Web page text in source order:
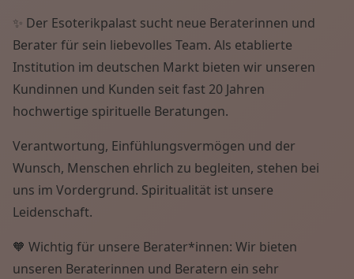
✨ Der Esoterikpalast sucht neue Beraterinnen und
Berater für sein liebevolles Team. Als etablierte
Institution im deutschen Markt bieten wir unseren
Kundinnen und Kunden seit fast 20 Jahren
hochwertige spirituelle Beratungen.
Verantwortung, Einfühlungsvermögen und der
Wunsch, Menschen ehrlich zu begleiten, stehen bei
uns im Vordergrund. Spiritualität ist unsere
Leidenschaft.
🧡 Wichtig für unsere Berater*innen: Wir bieten
unseren Beraterinnen und Beratern ein sehr